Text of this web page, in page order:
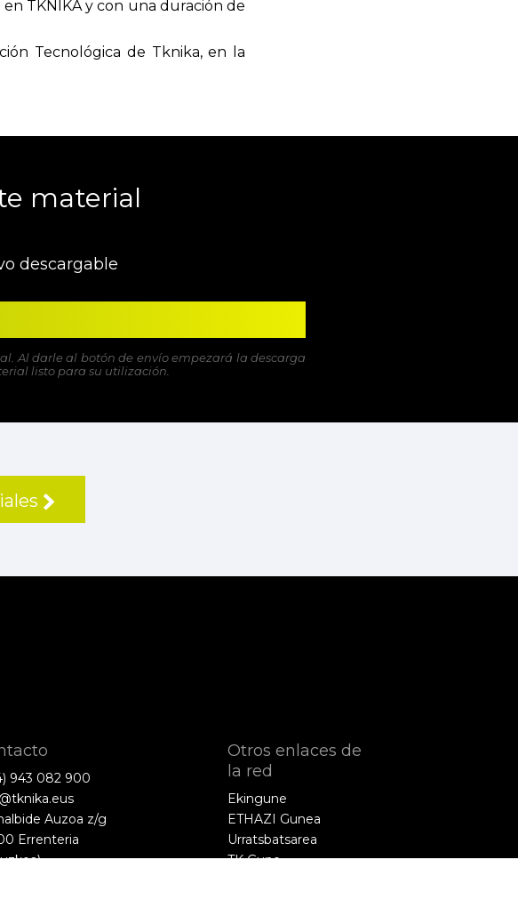
TKNIKA y con una duración de
Tecnológica de Tknika, en la
material
descargable
Al darle al botón de envío empezará la descarga
listo para su utilización.
943 082 900
Auzoa z/g
Errenteria
Otros enlaces de
la red
Ekingune
ETHAZI Gunea
Urratsbatsarea
TK Gune